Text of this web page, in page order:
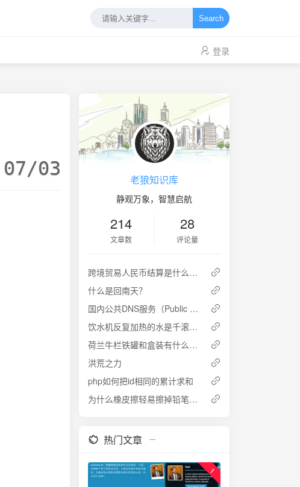
Search
登录
07/03 老狼知识库
静观万象，智慧启航
214
文章数
28
评论量
跨境贸易人民币结算是什么意思？
什么是回南天？
国内公共DNS服务（Public DNS）
饮水机反复加热的水是千滚水吗？
荷兰牛栏铁罐和盒装有什么区别？
洪荒之力
php如何把id相同的累计求和
为什么橡皮擦轻易擦掉铅笔字迹
热门文章
1